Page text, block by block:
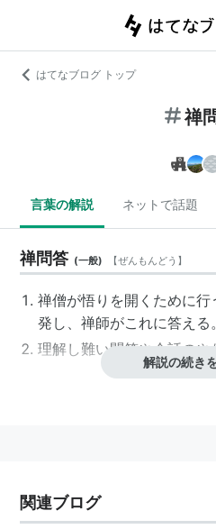
はてなブログ トップ
禅
言葉の解説 ネットで話題
禅問答 (一般) 【ぜんもんどう 】
禅僧が悟りを開くために
発し、禅師がこれに答える。
理解し難い問答や会話のや
解説の続き
関連ブログ